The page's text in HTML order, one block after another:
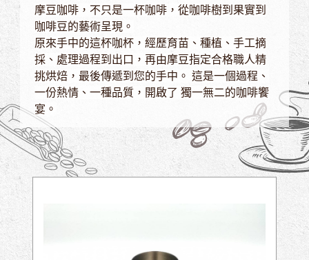
摩豆咖啡，不只是一杯咖啡，從咖啡樹到果實到
咖啡豆的藝術呈現。
原來手中的這杯咖杯，經歷育苗、種植、手工摘
採、處理過程到出口，再由摩豆指定合格職人精
挑烘焙，最後傳遞到您的手中。 這是一個過程、
一份熱情、一種品質，開啟了 獨一無二的咖啡饗
宴。